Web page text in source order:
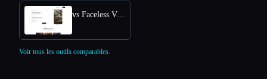
vs Faceless Videos AI
Voir tous les outils comparables.